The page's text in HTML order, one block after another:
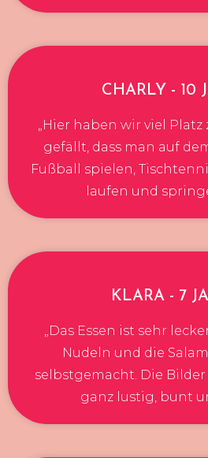
CHARLY - 10
„Hier haben wir viel Platz
gefällt, dass man auf
Fußball spielen,
laufen und
KLARA - 7
„Das Essen ist sehr
Nudeln und die
selbstgemacht. Die
ganz lustig, bunt